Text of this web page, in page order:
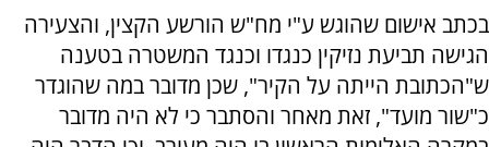
בכתב אישום שהוגש ע"י מח"ש הורשע הקצין, והצעירה
הגישה תביעת נזיקין כנגדו וכנגד המשטרה בטענה
ש"הכתובת הייתה על הקיר", שכן מדובר במה שהוגדר
כ"שור מועד", זאת מאחר והסתבר כי לא היה מדובר